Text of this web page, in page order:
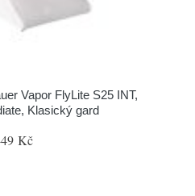
Vapor FlyLite S25 INT,
Klasický gard
Kč